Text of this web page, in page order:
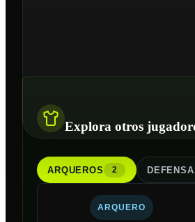
Explora otros
ARQUEROS 2 DEFENSA
ARQUERO